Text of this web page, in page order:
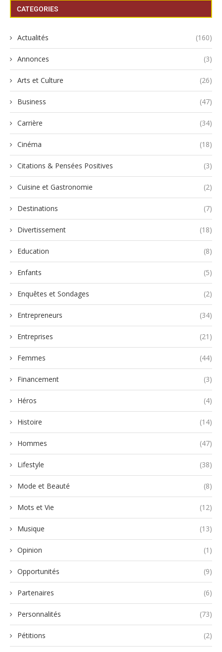
CATEGORIES
Actualités (160)
Annonces (3)
Arts et Culture (26)
Business (47)
Carrière (34)
Cinéma (18)
Citations & Pensées Positives (3)
Cuisine et Gastronomie (2)
Destinations (7)
Divertissement (18)
Education (8)
Enfants (5)
Enquêtes et Sondages (2)
Entrepreneurs (34)
Entreprises (21)
Femmes (44)
Financement (3)
Héros (4)
Histoire (14)
Hommes (47)
Lifestyle (38)
Mode et Beauté (8)
Mots et Vie (12)
Musique (13)
Opinion (1)
Opportunités (9)
Partenaires (6)
Personnalités (73)
Pétitions (2)